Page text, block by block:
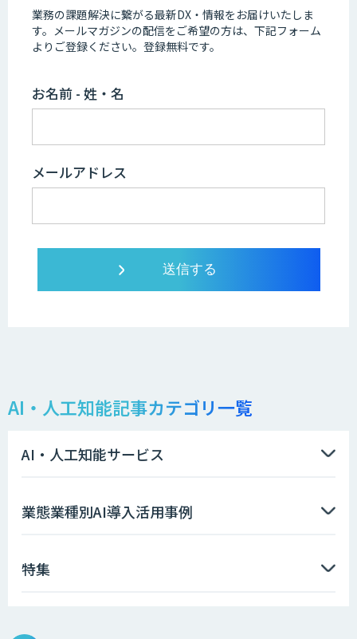
業務の課題解決に繋がる最新DX・情報をお届けいたしま
す。 メールマガジンの配信をご希望の方は、下記フォーム
よりご登録ください。登録無料です。
お名前 - 姓・名
メールアドレス
AI・人工知能記事カテゴリ一覧
AI・人工知能サービス
業態業種別AI導入活用事例
特集